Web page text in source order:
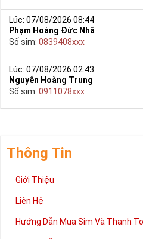
Lúc: 07/08/2026 08:44
Phạm Hoàng Đức Nhã
Số sim: 0839408xxx
Lúc: 07/08/2026 02:43
Nguyễn Hoàng Trung
Số sim: 0911078xxx
Thông Tin
Giới Thiệu
Liên Hệ
Hướng Dẫn Mua Sim Và Thanh